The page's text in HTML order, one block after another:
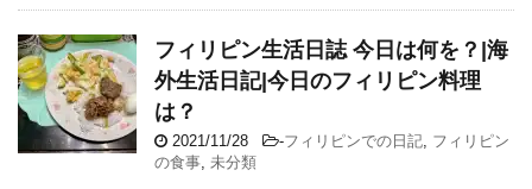
フィリピン生活日誌 今日は何を？|海
外生活日記|今日のフィリピン料理
は？
2021/11/28 -フィリピンでの日記 フィリピン
の食事 未分類